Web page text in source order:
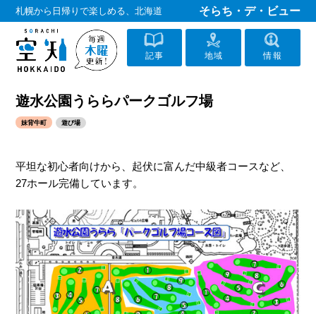
札幌から日帰りで楽しめる、北海道 そらち・デ・ビュー
記事 地域 情報
遊水公園うららパークゴルフ場
妹背牛町 遊び場
平坦な初心者向けから、起伏に富んだ中級者コースなど、
27ホール完備しています。